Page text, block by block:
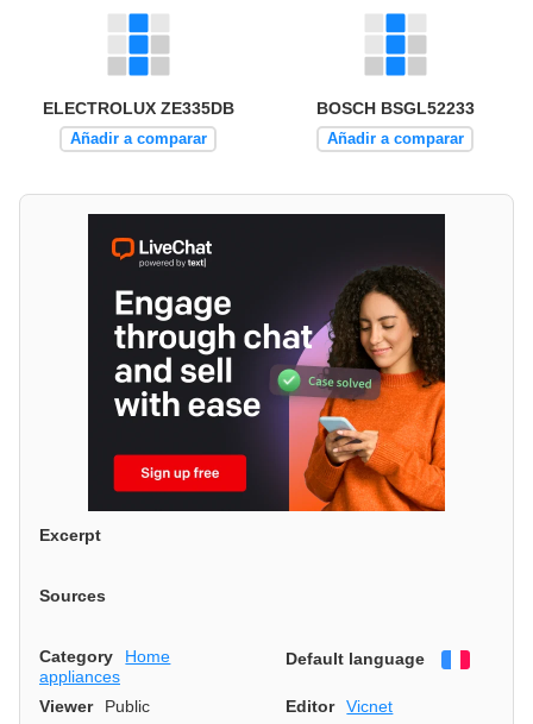
ELECTROLUX ZE335DB
Añadir a comparar
BOSCH BSGL52233
Añadir a comparar
Excerpt
Sources
Category
Home
appliances
Default language
Viewer Public Editor
Vicnet